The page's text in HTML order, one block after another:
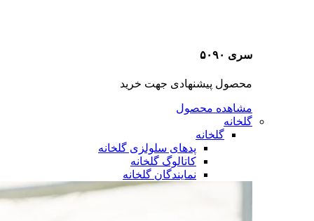
سری ۵۰۹۰
محصول پیشنهادی جهت خرید
مشاهده محصول
گلخانه
گلخانه
پدهای سلولزی گلخانه
کاتالوگ گلخانه
نمایندگان گلخانه